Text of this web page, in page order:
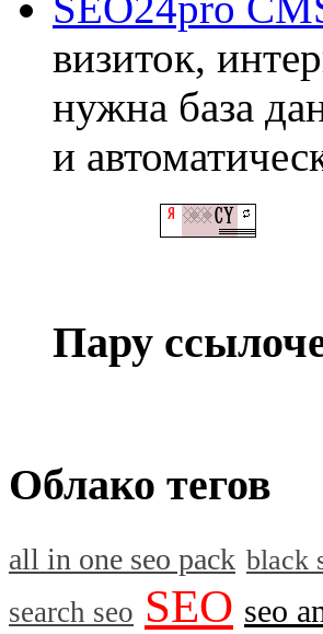
визиток,
нужна база
и
Пару
Облако тегов
all in one seo pack black
search seo SEO seo